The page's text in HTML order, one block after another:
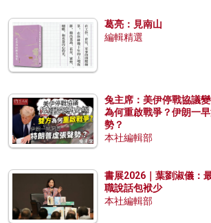
葛亮：見南山
編輯精選
兔主席：美伊停戰協議
為何重啟戰爭？伊朗一
勢？
本社編輯部
書展2026｜葉劉淑儀：
職說話包袱少
本社編輯部